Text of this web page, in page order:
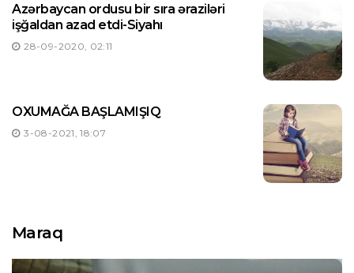
Azərbaycan ordusu bir sıra əraziləri
işğaldan azad etdi-Siyahı
28-09-2020, 02:11
OXUMAĞA BAŞLAMIŞIQ
3-08-2021, 18:07
Maraq